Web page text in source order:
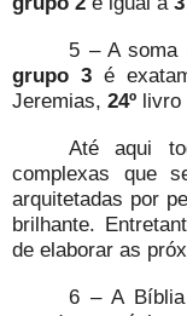
5 – A soma
grupo 3é
Jeremias, 24º livro
Até aqui
complexas que
arquitetadas por
brilhante.
de elaborar as
6 – A